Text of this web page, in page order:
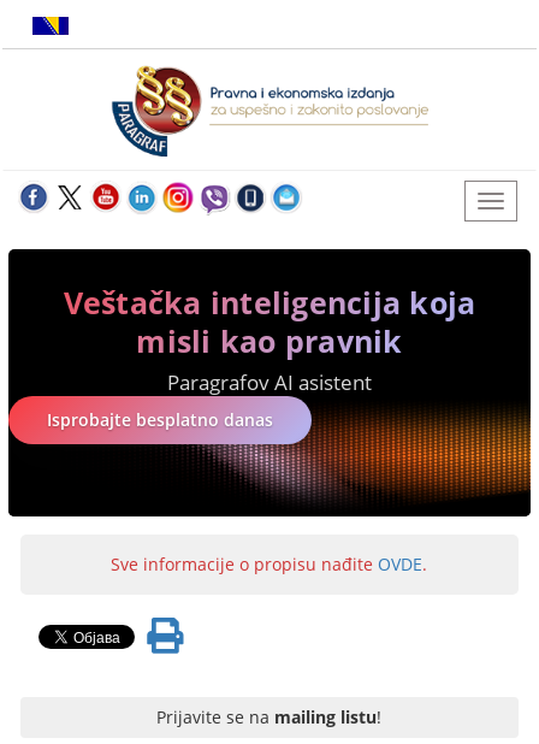
Veštačka inteligencija koja
misli kao pravnik
Paragrafov AI asistent
Isprobajte besplatno danas
Sve informacije o propisu nađite OVDE.
Prijavite se na mailing listu!